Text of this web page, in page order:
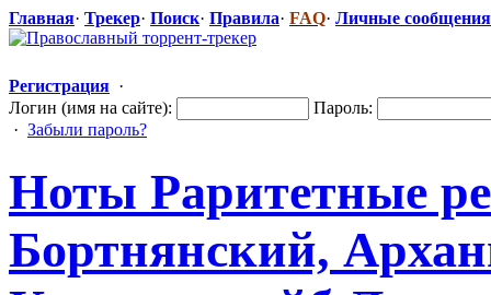
Главная· Трекер· Поиск· Правила· FAQ· Личные сообщения
Регистрация ·
Логин (имя на сайте):
Пароль:
· Забыли пароль?
Ноты Раритетные
Бортнянский,